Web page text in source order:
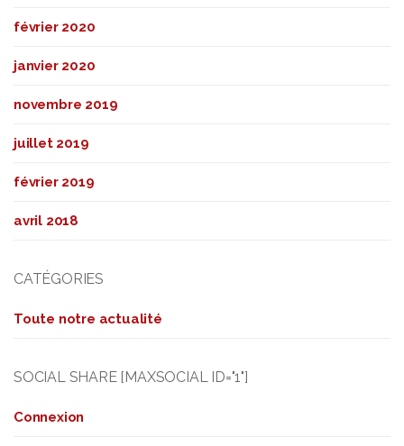
février 2020
janvier 2020
novembre 2019
juillet 2019
février 2019
avril 2018
CATÉGORIES
Toute notre actualité
SOCIAL SHARE [MAXSOCIAL ID="1"]
Connexion